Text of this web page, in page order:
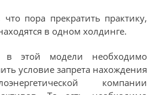
что пора прекратить практику,
в одном холдинге.
этой модели необходимо
условие запрета нахождения
компании